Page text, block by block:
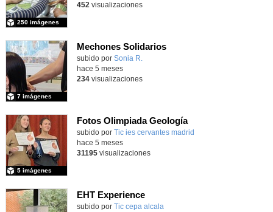
250 imágenes
452 visualizaciones
Mechones Solidarios
subido por Sonia R.
7 imágenes
hace 5 meses
234visualizaciones
Fotos Olimpiada Geología
Contenido educativo.
subido por Tic ies cervantes madrid
5 imágenes
hace 5 meses
31195visualizaciones
EHT Experience
subido por Tic cepa alcala